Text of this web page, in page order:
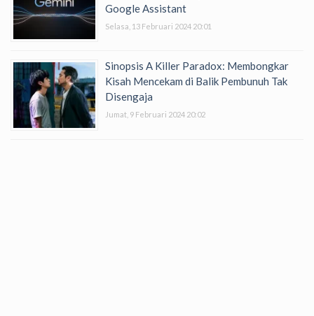
Google Assistant
Selasa, 13 Februari 2024 20:01
Sinopsis A Killer Paradox: Membongkar
Kisah Mencekam di Balik Pembunuh Tak
Disengaja
Jumat, 9 Februari 2024 20:02